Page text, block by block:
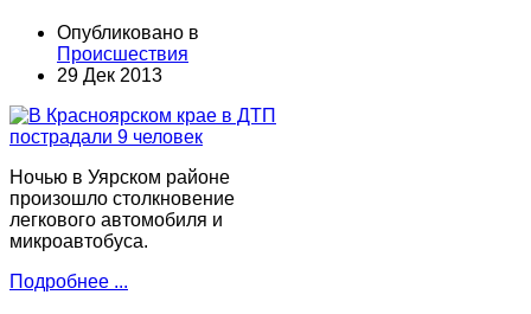
Опубликовано в
Происшествия
29 Дек 2013
Ночью в Уярском районе
произошло столкновение
легкового автомобиля и
микроавтобуса.
Подробнее ...